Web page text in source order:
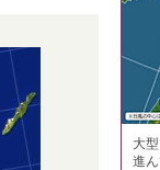
大
進